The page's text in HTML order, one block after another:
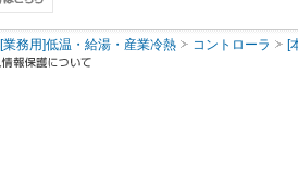
[業務用]低温・給湯・産業冷熱 コントローラ [